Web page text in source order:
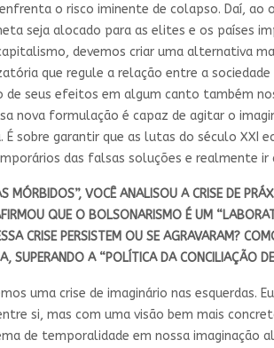
o risco iminente de colapso. Daí, ao
seja alocado para as elites e os países
devemos criar uma alternativa
que regule a relação entre a
de seus efeitos em algum canto também
nova formulação é capaz de agitar o
É sobre garantir que as lutas do século XXI
das falsas soluções e realmente ir
MÓRBIDOS”, VOCÊ ANALISOU A CRISE DE
QUE O BOLSONARISMO É UM
CRISE PERSISTEM OU SE AGRAVARAM?
SUPERANDO A “POLÍTICA DA CONCILIAÇÃO
uma crise de imaginário nas
si, mas com uma visão bem mais
de temporalidade em nossa imaginação